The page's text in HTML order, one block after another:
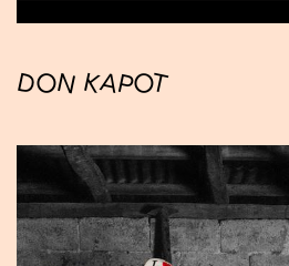
DON KAPOT